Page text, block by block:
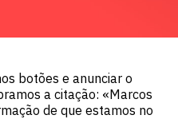
botões e anunciar o
a citação: «Marcos
de que estamos no